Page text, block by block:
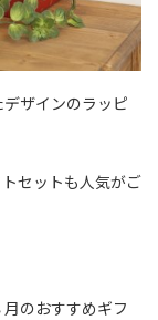
ザインのラッピ
セットも人気がご
のおすすめギフ